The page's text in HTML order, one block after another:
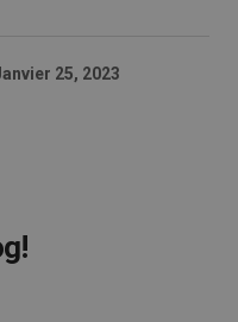
25, 2023